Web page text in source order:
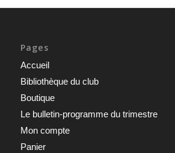
Pages
Accueil
Bibliothèque du club
Boutique
Le bulletin-programme du trimestre
Mon compte
Panier